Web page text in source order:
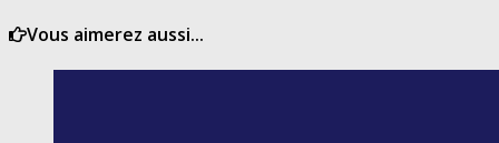
Vous aimerez aussi...